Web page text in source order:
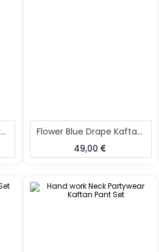
One Shoulder Kaftan Dress With Pant
Flower Blue Drape Kaftan Pant Set
49,00